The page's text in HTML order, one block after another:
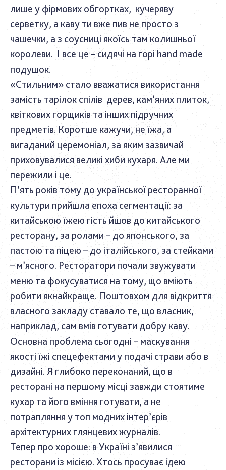
лише у фірмових обгортках, кучеряву
серветку, а каву ти вже пив не просто з
чашечки, а з соусниці якоїсь там колишньої
королеви. І все це – сидячі на горі hand made
подушок.
«Стильним» стало вважатися використання
замість тарілок спілів дерев, кам’яних плиток,
квіткових горщиків та інших підручних
предметів. Коротше кажучи, не їжа, а
вигаданий церемоніал, за яким зазвичай
приховувалися великі хиби кухаря. Але ми
пережили і це.
П’ять років тому до української ресторанної
культури прийшла епоха сегментації: за
китайською їжею гість йшов до китайського
ресторану, за ролами – до японського, за
пастою та піцею – до італійського, за стейками
– м’ясного. Ресторатори почали звужувати
меню та фокусуватися на тому, що вміють
робити якнайкраще. Поштовхом для відкриття
власного закладу ставало те, що власник,
наприклад, сам вмів готувати добру каву.
Основна проблема сьогодні – маскування
якості їжі спецефектами у подачі страви або в
дизайні. Я глибоко переконаний, що в
ресторані на першому місці завжди стоятиме
кухар та його вміння готувати, а не
потрапляння у топ модних інтер’єрів
архітектурних глянцевих журналів.
Тепер про хороше: в Україні з’явилися
ресторани із місією. Хтось просуває ідею